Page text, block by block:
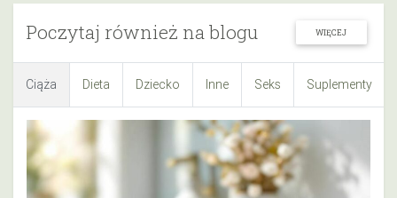
Poczytaj również na blogu WIĘCEJ
Ciąża Dieta Dziecko Inne Seks Suplementy